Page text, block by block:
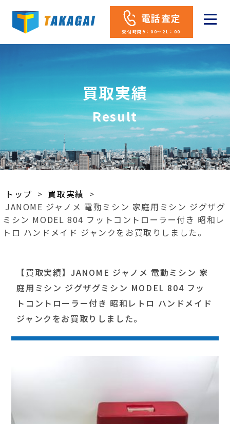
電話査定
受付時間9：00～21：00
買取実績
Result
トップ > 買取実績 >
JANOME ジャノメ 電動ミシン 家庭用ミシン ジグザグ
ミシン MODEL 804 フットコントローラー付き 昭和レ
トロ ハンドメイド ジャンクをお買取りしました。
【買取実績】JANOME ジャノメ 電動ミシン 家
庭用ミシン ジグザグミシン MODEL 804 フッ
トコントローラー付き 昭和レトロ ハンドメイド
ジャンクをお買取りしました。